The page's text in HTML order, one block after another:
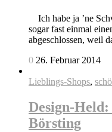
Ich habe ja ’ne
sogar fast einmal
abgeschlossen, weil
0 26. Februar 2014
Lieblings-Shops,
Design-
Börsting